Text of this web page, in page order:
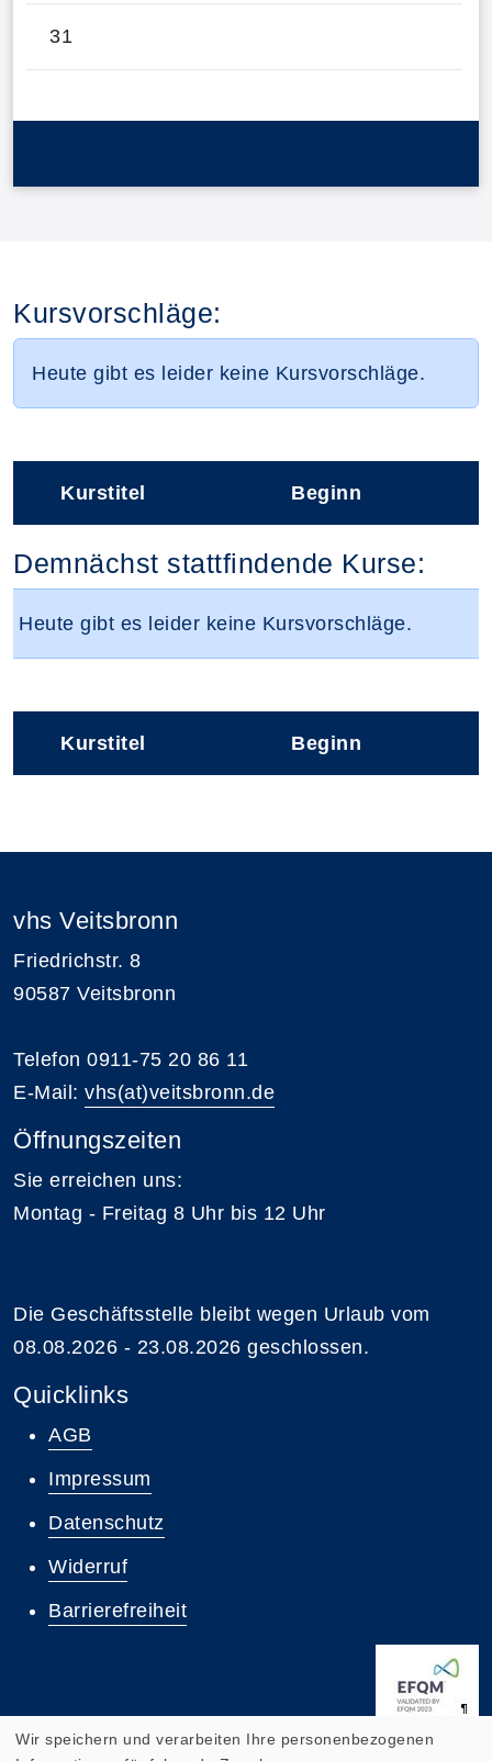
31
Kursvorschläge:
Heute gibt es leider keine Kursvorschläge.
Kurstitel Beginn
Demnächst stattfindende Kurse:
Heute gibt es leider keine Kursvorschläge.
Kurstitel Beginn
vhs Veitsbronn
Friedrichstr. 8
90587 Veitsbronn
Telefon 0911-75 20 86 11
E-Mail: vhs(at)veitsbronn.de
Öffnungszeiten
Sie erreichen uns:
Montag - Freitag 8 Uhr bis 12 Uhr
Die Geschäftsstelle bleibt wegen Urlaub vom
08.08.2026 - 23.08.2026 geschlossen.
Quicklinks
AGB
Impressum
Datenschutz
Widerruf
Barrierefreiheit
Wir speichern und verarbeiten Ihre personenbezogenen